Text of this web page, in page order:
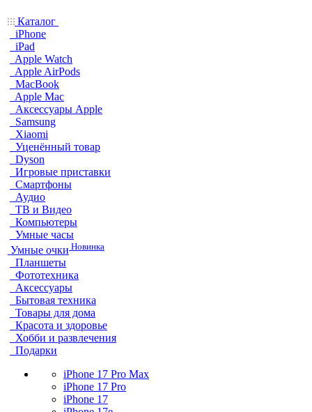
Каталог
iPhone
iPad
Apple Watch
Apple AirPods
MacBook
Apple Mac
Аксессуары Apple
Samsung
Xiaomi
Уценённый товар
Dyson
Игровые приставки
Смартфоны
Аудио
ТВ и Видео
Компьютеры
Умные часы
Умные очки Новинка
Планшеты
Фототехника
Аксессуары
Бытовая техника
Товары для дома
Красота и здоровье
Хобби и развлечения
Подарки
iPhone 17 Pro Max
iPhone 17 Pro
iPhone 17